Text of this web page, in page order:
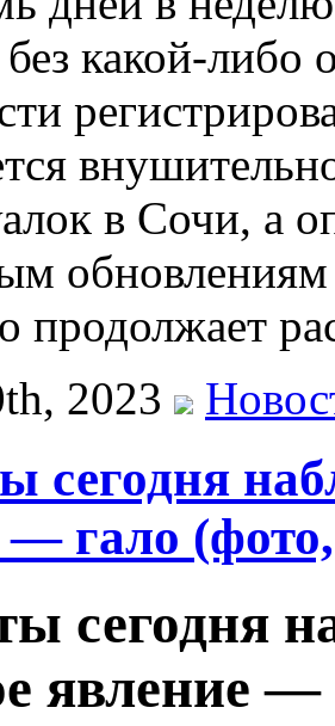
какой-либо
в Сочи, а
продолжает
2023
сегодня
— гало
сегодня
явление